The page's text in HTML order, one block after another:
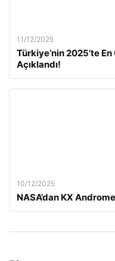
11/12/2025
Türkiye’nin 2025’te
Açıklandı!
10/12/2025
NASA’dan KX